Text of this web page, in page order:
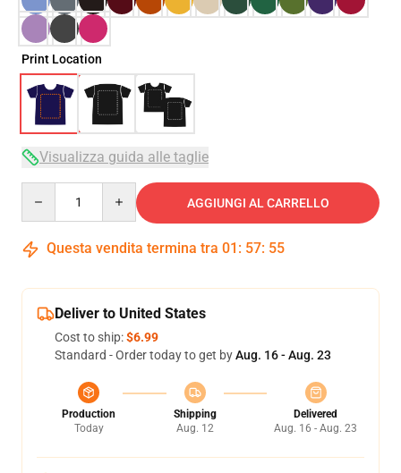
Print Location
Visualizza guida alle taglie
AGGIUNGI AL CARRELLO
Questa vendita termina tra 01 : 57: 54
Deliver to United States
Cost to ship:$6.99
Standard - Order today to get byAug. 16 - Aug. 23
Production
Today
Shipping
Aug. 12
Delivered
Aug. 16 - Aug. 23